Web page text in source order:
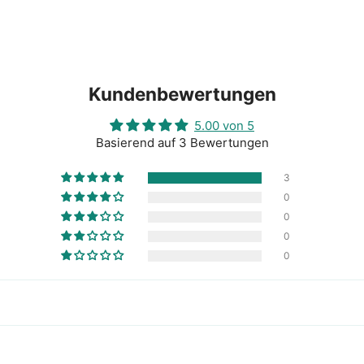
Kundenbewertungen
5.00 von 5
Basierend auf 3 Bewertungen
3
0
0
0
0